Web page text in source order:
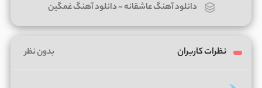
دانلود آهنگ عاشقانه-دانلود آهنگ غمگین
نظرات کاربران بدون نظر